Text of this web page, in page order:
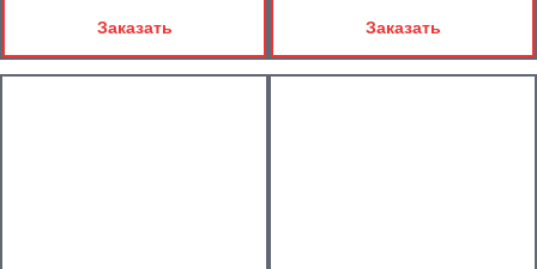
Заказать Заказать